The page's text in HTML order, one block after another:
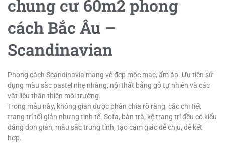
chung cư 60m2 phong
cách Bắc Âu –
Scandinavian
Phong cách Scandinavia mang vẻ đẹp mộc mạc, ấm áp. Ưu tiên sử
dụng màu sắc pastel nhẹ nhàng, nội thất bằng gỗ tự nhiên và các
vật liệu thân thiện môi trường.
Trong mẫu này, không gian được phân chia rõ ràng, các chi tiết
trang trí tối giản nhưng tinh tế. Sofa, bàn trà, kệ trang trí đều có kiểu
dáng đơn giản, màu sắc trung tính, tạo cảm giác dễ chịu, dễ kết
hợp.